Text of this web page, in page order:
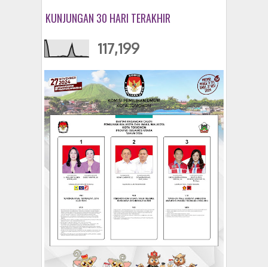
KUNJUNGAN 30 HARI TERAKHIR
117,199